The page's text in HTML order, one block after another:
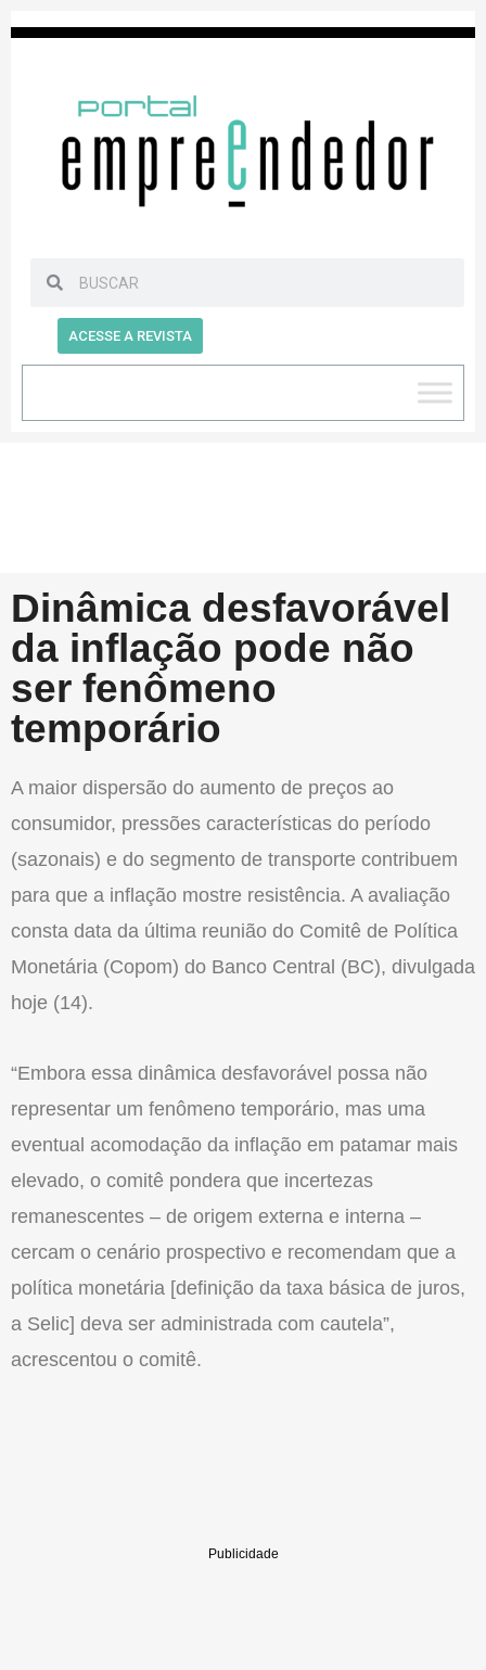
ACESSE A REVISTA
Dinâmica desfavorável
da inflação pode não
ser fenômeno
temporário
A maior dispersão do aumento de preços ao
consumidor, pressões características do período
(sazonais) e do segmento de transporte contribuem
para que a inflação mostre resistência. A avaliação
consta data da última reunião do Comitê de Política
Monetária (Copom) do Banco Central (BC), divulgada
hoje (14).
“Embora essa dinâmica desfavorável possa não
representar um fenômeno temporário, mas uma
eventual acomodação da inflação em patamar mais
elevado, o comitê pondera que incertezas
remanescentes – de origem externa e interna –
cercam o cenário prospectivo e recomendam que a
política monetária [definição da taxa básica de juros,
a Selic] deva ser administrada com cautela”,
acrescentou o comitê.